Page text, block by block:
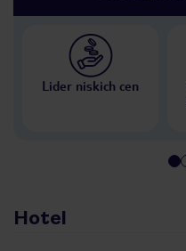
Lider niskich cen
Hotel